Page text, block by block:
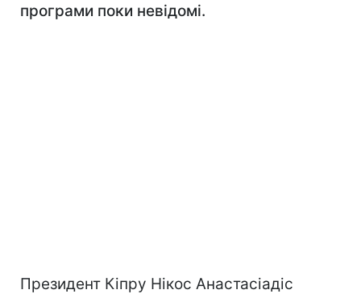
програми поки невідомі.
Президент Кіпру Нікос Анастасіадіс